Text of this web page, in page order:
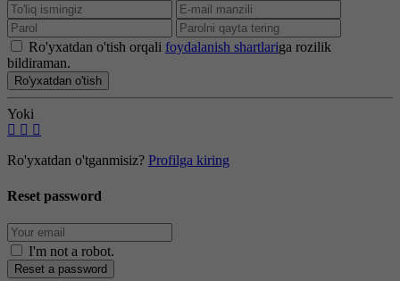
Ro'yxatdan o'tish orqali foydalanish shartlariga rozilik
bildiraman.
Ro'yxatdan o'tish
Yoki
Ro'yxatdan o'tganmisiz? Profilga kiring
Reset password
I'm not a robot.
Reset a password